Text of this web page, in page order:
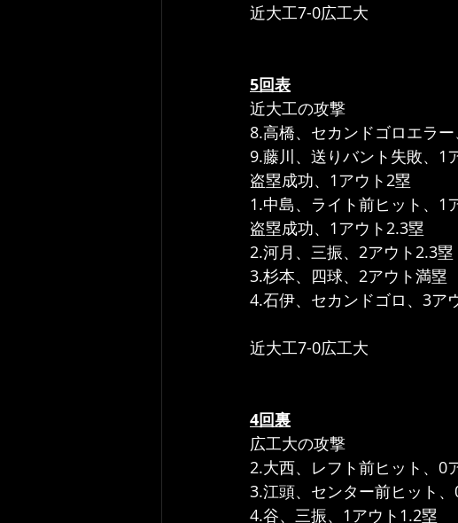
近大工7-0広工大
5回表
近大工の攻撃
8.高橋、セカンドゴロエラ
9.藤川、送りバント失敗、1
盗塁成功、1アウト2塁
1.中島、ライト前ヒット、1
盗塁成功、1アウト2.3塁
2.河月、三振、2アウト2.3塁
3.杉本、四球、2アウト満塁
4.石伊、セカンドゴロ、3ア
近大工7-0広工大
4回裏
広工大の攻撃
2.大西、レフト前ヒット、0
3.江頭、センター前ヒット
4.谷、三振、1アウト1.2塁